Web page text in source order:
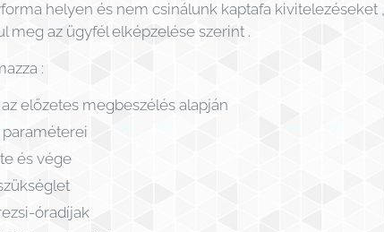
helyen és nem csinálunk kaptafa
meg az ügyfél elképzelése szerint .
:
előzetes megbeszélés alapján
és vége
óradíjak